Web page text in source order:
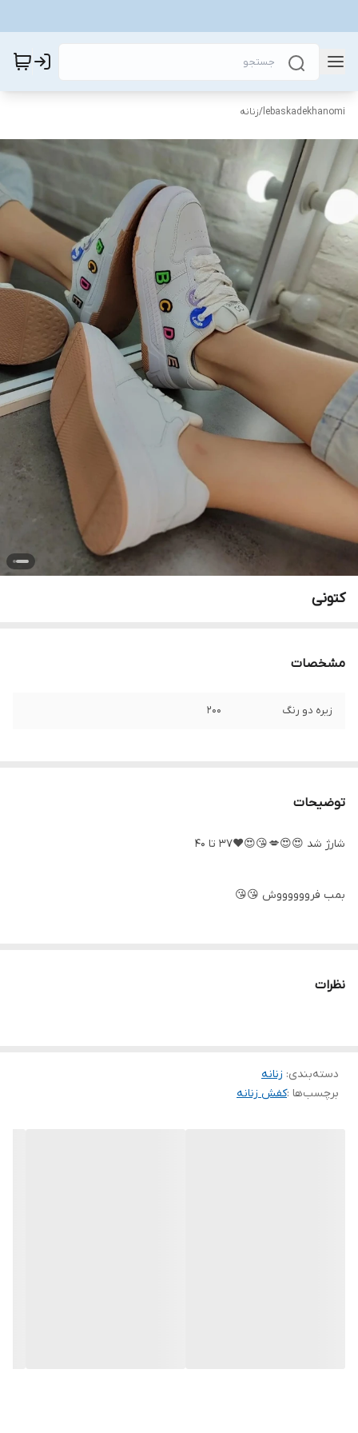
lebaskadekhanomi
/زنانه
کتونی
مشخصات
زیره دو رنگ ۲۰۰
توضیحات
شارژ شد 😍😍💋 😘😍❤️۳۷ تا ۴۰
بمب فرووووووش 😘😘
لاکچررررری😍😘❤️ زیره دو رنگ💋😍 زیباااااااا.💋😘
💋
نظرات
دسته‌بندی: زنانه
برچسب‌ها :کفش زنانه